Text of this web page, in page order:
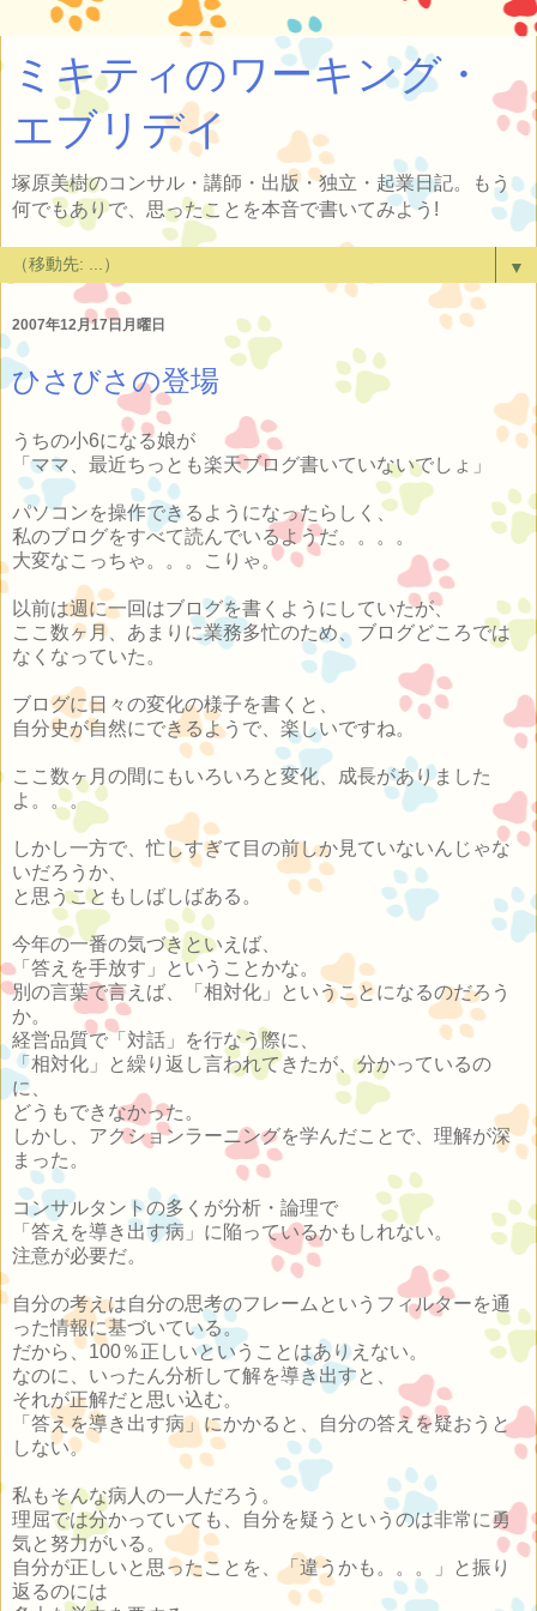
ミキティのワーキング・
エブリデイ
塚原美樹のコンサル・講師・出版・独立・起業日記。もう
何でもありで、思ったことを本音で書いてみよう!
▼
2007年12月17日月曜日
ひさびさの登場
うちの小6になる娘が
「ママ、最近ちっとも楽天ブログ書いていないでしょ」
パソコンを操作できるようになったらしく、
私のブログをすべて読んでいるようだ。。。。
大変なこっちゃ。。。こりゃ。
以前は週に一回はブログを書くようにしていたが、
ここ数ヶ月、あまりに業務多忙のため、ブログどころでは
なくなっていた。
ブログに日々の変化の様子を書くと、
自分史が自然にできるようで、楽しいですね。
ここ数ヶ月の間にもいろいろと変化、成長がありました
よ。。。
しかし一方で、忙しすぎて目の前しか見ていないんじゃな
いだろうか、
と思うこともしばしばある。
今年の一番の気づきといえば、
「答えを手放す」ということかな。
別の言葉で言えば、「相対化」ということになるのだろう
か。
経営品質で「対話」を行なう際に、
「相対化」と繰り返し言われてきたが、分かっているの
に、
どうもできなかった。
しかし、アクションラーニングを学んだことで、理解が深
まった。
コンサルタントの多くが分析・論理で
「答えを導き出す病」に陥っているかもしれない。
注意が必要だ。
自分の考えは自分の思考のフレームというフィルターを通
った情報に基づいている。
だから、100％正しいということはありえない。
なのに、いったん分析して解を導き出すと、
それが正解だと思い込む。
「答えを導き出す病」にかかると、自分の答えを疑おうと
しない。
私もそんな病人の一人だろう。
理屈では分かっていても、自分を疑うというのは非常に勇
気と努力がいる。
自分が正しいと思ったことを、「違うかも。。。」と振り
返るのには